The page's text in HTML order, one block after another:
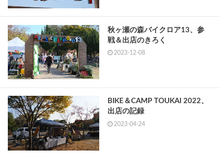
秋ヶ瀬の森バイクロア13、参
戦＆出店のきろく
2023-12-08
BIKE＆CAMP TOUKAI 2022、
出店の記録
2023-04-24